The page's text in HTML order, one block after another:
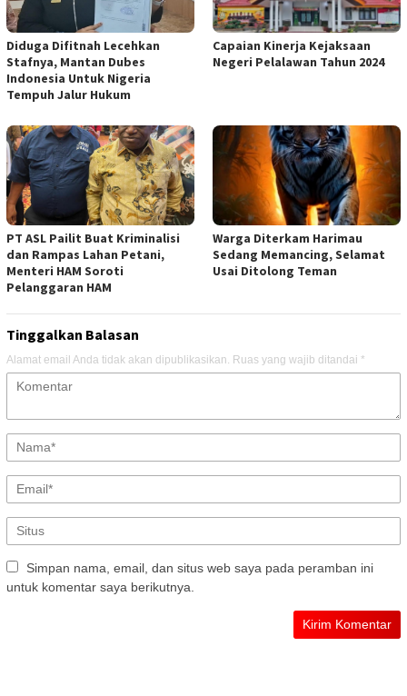
Diduga Difitnah Lecehkan
Stafnya, Mantan Dubes
Indonesia Untuk Nigeria
Tempuh Jalur Hukum
Capaian Kinerja Kejaksaan
Negeri Pelalawan Tahun 2024
PT ASL Pailit Buat Kriminalisi
dan Rampas Lahan Petani,
Menteri HAM Soroti
Pelanggaran HAM
Warga Diterkam Harimau
Sedang Memancing, Selamat
Usai Ditolong Teman
Tinggalkan Balasan
Alamat email Anda tidak akan dipublikasikan. Ruas yang wajib ditandai *
Simpan nama, email, dan situs web saya pada peramban ini
untuk komentar saya berikutnya.